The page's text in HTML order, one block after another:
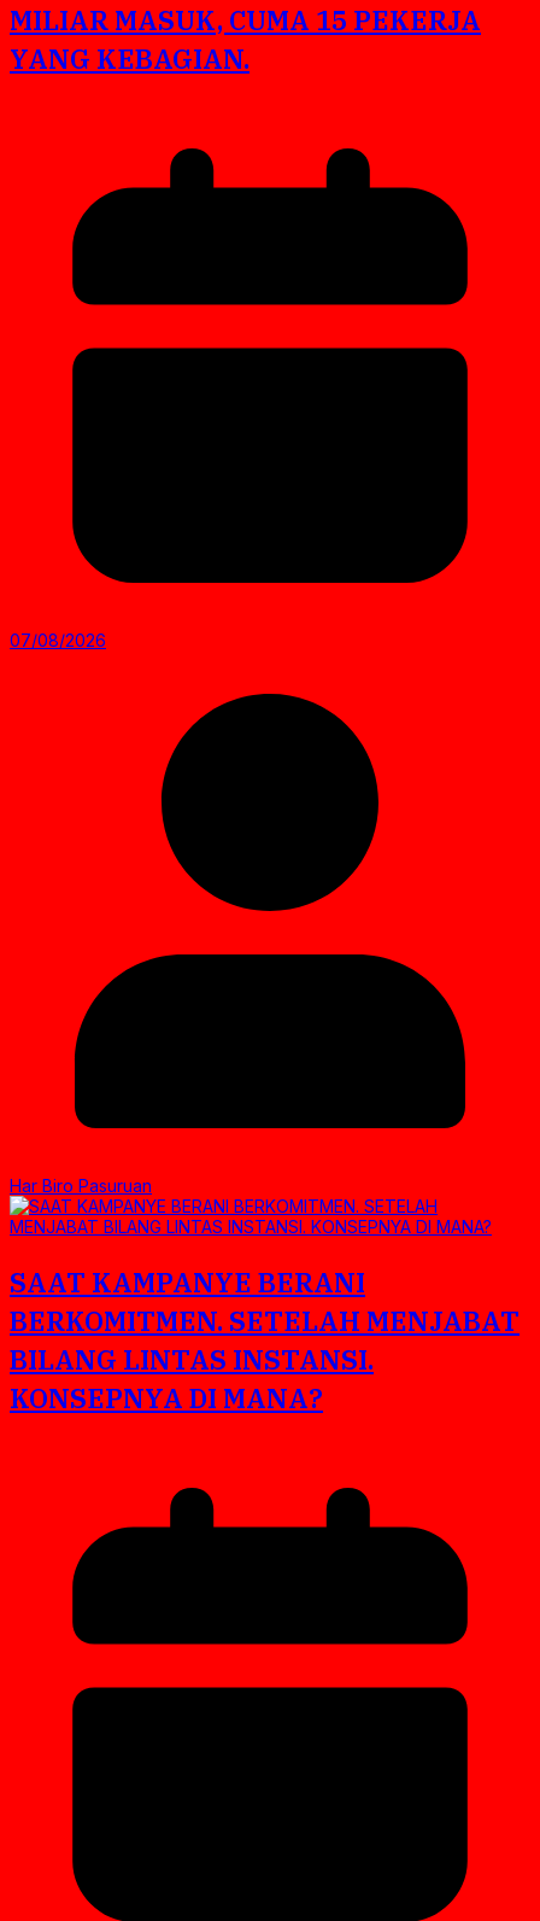
MILIAR MASUK, CUMA 15 PEKERJA
YANG KEBAGIAN.
07/08/2026
Har Biro Pasuruan
SAAT KAMPANYE BERANI
BERKOMITMEN. SETELAH MENJABAT
BILANG LINTAS INSTANSI.
KONSEPNYA DI MANA?